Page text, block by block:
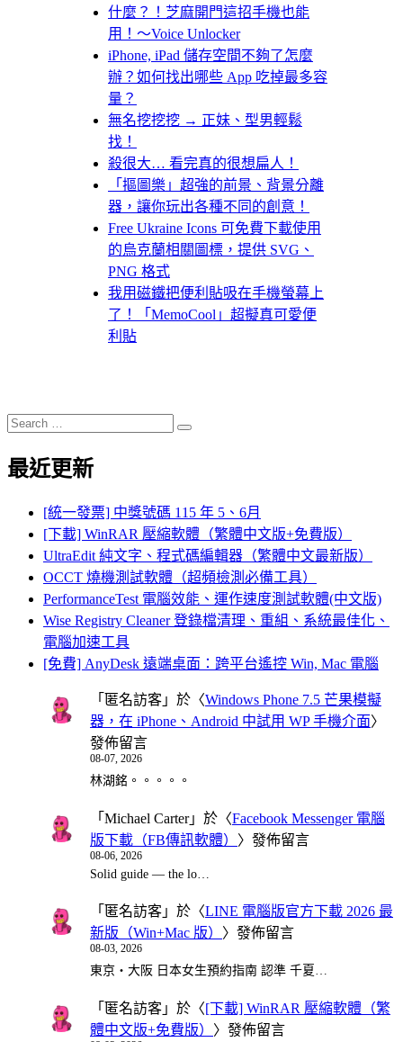
什麼？！芝麻開門這招手機也能
用！～Voice Unlocker
iPhone, iPad 儲存空間不夠了怎麼
辦？如何找出哪些 App 吃掉最多容
量？
無名挖挖挖 → 正妹、型男輕鬆
找！
殺很大… 看完真的很想扁人！
「摳圖樂」超強的前景、背景分離
器，讓你玩出各種不同的創意！
Free Ukraine Icons 可免費下載使用
的烏克蘭相關圖標，提供 SVG、
PNG 格式
我用磁鐵把便利貼吸在手機螢幕上
了！「MemoCool」超擬真可愛便
利貼
Search
for:
Search
最近更新
[統一發票] 中獎號碼 115 年 5、6月
[下載] WinRAR 壓縮軟體（繁體中文版+免費版）
UltraEdit 純文字、程式碼編輯器（繁體中文最新版）
OCCT 燒機測試軟體（超頻檢測必備工具）
PerformanceTest 電腦效能、運作速度測試軟體(中文版)
Wise Registry Cleaner 登錄檔清理、重組、系統最佳化、
電腦加速工具
[免費] AnyDesk 遠端桌面：跨平台遙控 Win, Mac 電腦
「 匿名訪客 」於〈Windows Phone 7.5 芒果模擬
器，在 iPhone、Android 中試用 WP 手機介面〉
發佈留言
08-07, 2026
林湖銘。。。。。
「 Michael Carter」於〈Facebook Messenger 電腦
版下載（FB傳訊軟體） 〉發佈留言
08-06, 2026
Solid guide — the lo…
「 匿名訪客 」於〈LINE 電腦版官方下載 2026 最
新版（Win+Mac 版） 〉發佈留言
08-03, 2026
東京・大阪 日本女生預約指南 認準 千夏…
「 匿名訪客 」於〈[下載] WinRAR 壓縮軟體（繁
體中文版+免費版） 〉發佈留言